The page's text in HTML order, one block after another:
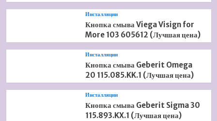
Инсталляции
Кнопка смыва Viega Visign for
More 103 605612 (Лучшая цена)
Инсталляции
Кнопка смыва Geberit Omega
20 115.085.KK.1 (Лучшая цена)
Инсталляции
Кнопка смыва Geberit Sigma 30
115.893.KX.1 (Лучшая цена)